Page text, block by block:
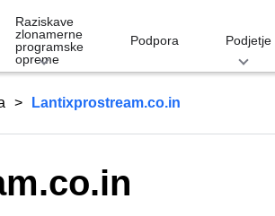
Raziskave
zlonamerne
programske
opreme
Podpora Podjetje
Lantixprostream.co.in